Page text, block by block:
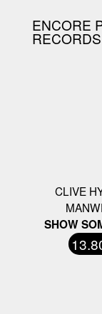
ENCORE
CLIVE
SHOW